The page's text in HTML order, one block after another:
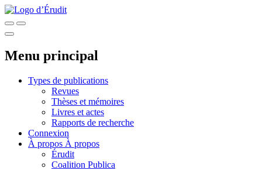
Menu principal
Types de publications
Revues
Thèses et mémoires
Livres et actes
Rapports de recherche
Connexion
À propos À propos
Érudit
Coalition Publica